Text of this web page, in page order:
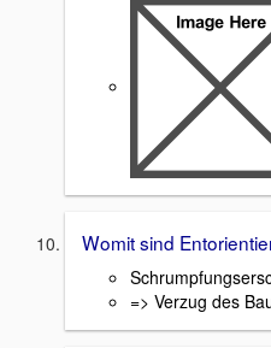
Womit sind
=> Verzug des